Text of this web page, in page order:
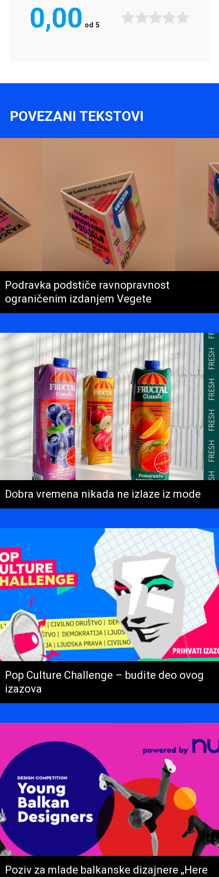
0,00 od 5
POVEZANI TEKSTOVI
Podravka podstiče ravnopravnost
ograničenim izdanjem Vegete
Dobra vremena nikada ne izlaze iz mode
Pop Culture Challenge – budite deo ovog
izazova
Poziv za mlade balkanske dizajnere „Here